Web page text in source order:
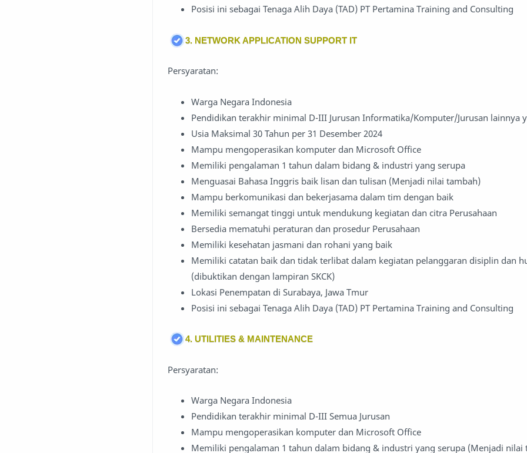
Posisi ini sebagai Tenaga Alih Daya (TAD) PT Pertamina Training and Consulting
3. NETWORK APPLICATION SUPPORT IT
Persyaratan:
Warga Negara Indonesia
Pendidikan terakhir minimal D-III Jurusan Informatika/Komputer/Jurusan lainnya
Usia Maksimal 30 Tahun per 31 Desember 2024
Mampu mengoperasikan komputer dan Microsoft Office
Memiliki pengalaman 1 tahun dalam bidang & industri yang serupa
Menguasai Bahasa Inggris baik lisan dan tulisan (Menjadi nilai tambah)
Mampu berkomunikasi dan bekerjasama dalam tim dengan baik
Memiliki semangat tinggi untuk mendukung kegiatan dan citra Perusahaan
Bersedia mematuhi peraturan dan prosedur Perusahaan
Memiliki kesehatan jasmani dan rohani yang baik
Memiliki catatan baik dan tidak terlibat dalam kegiatan pelanggaran disiplin dan
(dibuktikan dengan lampiran SKCK)
Lokasi Penempatan di Surabaya, Jawa Tmur
Posisi ini sebagai Tenaga Alih Daya (TAD) PT Pertamina Training and Consulting
4. UTILITIES & MAINTENANCE
Persyaratan:
Warga Negara Indonesia
Pendidikan terakhir minimal D-III Semua Jurusan
Mampu mengoperasikan komputer dan Microsoft Office
Memiliki pengalaman 1 tahun dalam bidang & industri yang serupa (Menjadi nilai